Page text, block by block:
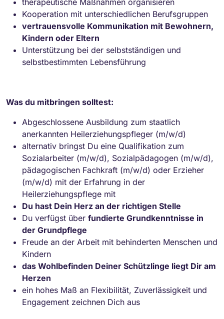
Kooperation mit unterschiedlichen Berufsgruppen
vertrauensvolle Kommunikation mit Bewohnern,
Kindern oder Eltern
Unterstützung bei der selbstständigen und
selbstbestimmten Lebensführung
Was du mitbringen solltest:
Abgeschlossene Ausbildung zum staatlich
anerkannten Heilerziehungspfleger (m/w/d)
alternativ bringst Du eine Qualifikation zum
Sozialarbeiter (m/w/d), Sozialpädagogen (m/w/d),
pädagogischen Fachkraft (m/w/d) oder Erzieher
(m/w/d) mit der Erfahrung in der
Heilerziehungspflege mit
Du hast Dein Herz an der richtigen Stelle
Du verfügst über fundierte Grundkenntnisse in
der Grundpflege
Freude an der Arbeit mit behinderten Menschen und
Kindern
das Wohlbefinden Deiner Schützlinge liegt Dir am
Herzen
ein hohes Maß an Flexibilität, Zuverlässigkeit und
Engagement zeichnen Dich aus